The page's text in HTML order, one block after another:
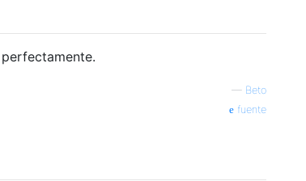
— Beto
fuente